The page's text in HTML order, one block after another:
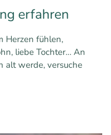
erfahren
Herzen fühlen,
liebe Tochter… An
alt werde, versuche